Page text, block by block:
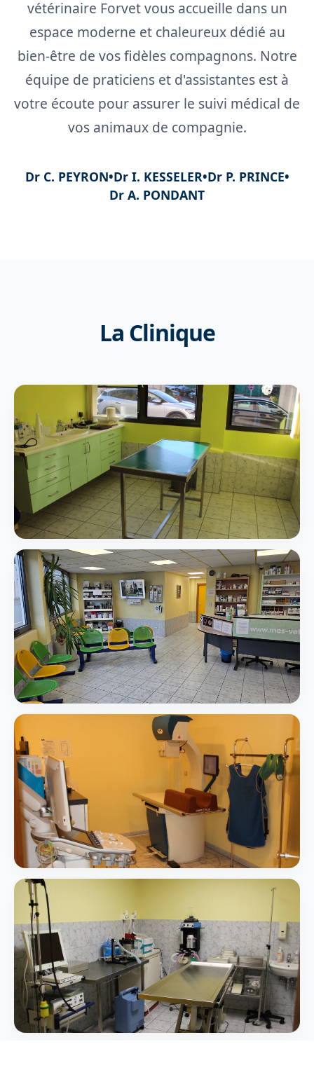
vétérinaire Forvet vous accueille dans un
espace moderne et chaleureux dédié au
bien-être de vos fidèles compagnons. Notre
équipe de praticiens et d'assistantes est à
votre écoute pour assurer le suivi médical de
vos animaux de compagnie.
Dr C. PEYRON•Dr I. KESSELER•Dr P. PRINCE•
Dr A. PONDANT
La Clinique